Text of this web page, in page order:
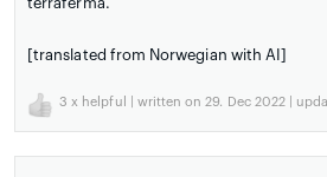
[translated from Norwegian with AI]
3 x helpful | written on 29. Dec 2022 |